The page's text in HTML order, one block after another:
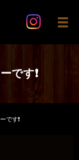
メ
です❗️
です❗️